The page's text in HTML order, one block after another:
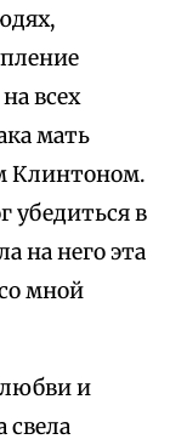
всех
мать
Клинтоном.
убедиться в
на него эта
мной
и
свела